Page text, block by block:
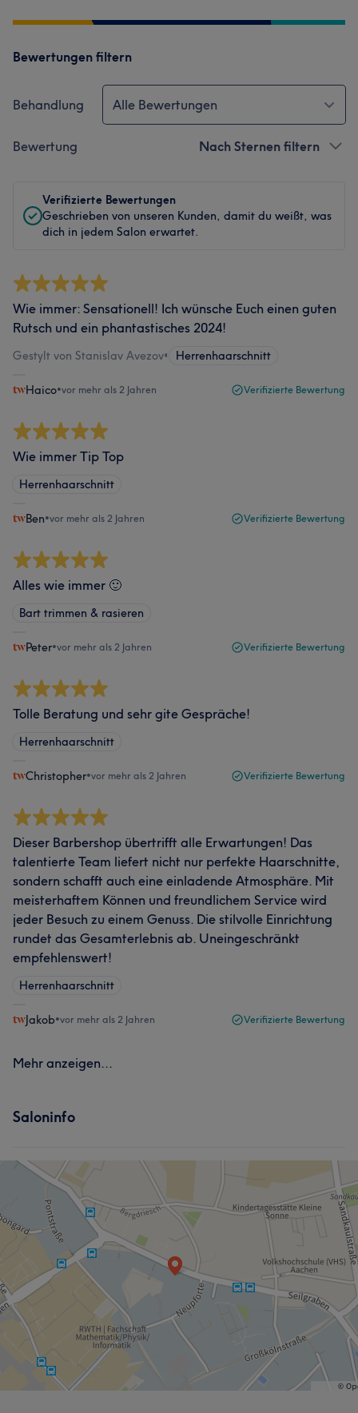
Bewertungen filtern
Behandlung Alle Bewertungen
Bewertung Nach Sternen filtern
Verifizierte Bewertungen
Geschrieben von unseren Kunden, damit du weißt, was
dich in jedem Salon erwartet.
Wie immer: Sensationell! Ich wünsche Euch einen guten
Rutsch und ein phantastisches 2024!
Gestylt von Stanislav Avezov• Herrenhaarschnitt
Haico•vor mehr als 2 Jahren Verifizierte Bewertung
Wie immer Tip Top
Herrenhaarschnitt
Ben•vor mehr als 2 Jahren Verifizierte Bewertung
Alles wie immer 🙂
Bart trimmen & rasieren
Peter•vor mehr als 2 Jahren Verifizierte Bewertung
Tolle Beratung und sehr gite Gespräche!
Herrenhaarschnitt
Christopher•vor mehr als 2 Jahren Verifizierte Bewertung
Dieser Barbershop übertrifft alle Erwartungen! Das
talentierte Team liefert nicht nur perfekte Haarschnitte,
sondern schafft auch eine einladende Atmosphäre. Mit
meisterhaftem Können und freundlichem Service wird
jeder Besuch zu einem Genuss. Die stilvolle Einrichtung
rundet das Gesamterlebnis ab. Uneingeschränkt
empfehlenswert!
Herrenhaarschnitt
Jakob•vor mehr als 2 Jahren Verifizierte Bewertung
Mehr anzeigen...
Saloninfo